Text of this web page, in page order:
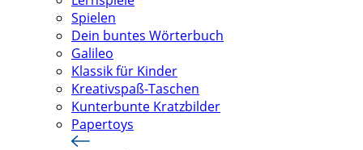
Spielen
Dein buntes Wörterbuch
Galileo
Klassik für Kinder
Kreativspaß-Taschen
Kunterbunte Kratzbilder
Papertoys